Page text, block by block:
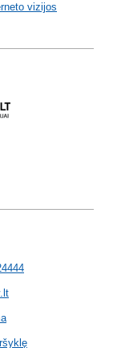
vizijos